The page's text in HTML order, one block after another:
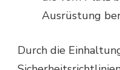
Ausrüstung
Durch die